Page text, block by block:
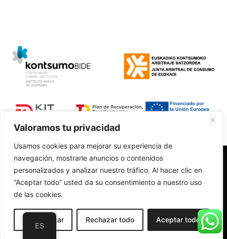
Valoramos tu privacidad
Usamos cookies para mejorar su experiencia de
navegación, mostrarle anuncios o contenidos
personalizados y analizar nuestro tráfico. Al hacer clic en
“Aceptar todo” usted da su consentimiento a nuestro uso
de las cookies.
Personalizar Rechazar todo Aceptar todo
Polí­tica de Privacidad
Aviso Legal
Accesibilidad
ES